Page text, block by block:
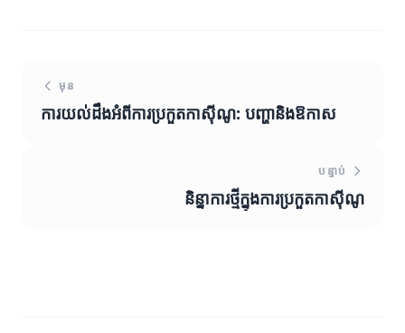
មុន
ការយល់ដឹងអំពីការប្រកួតកាស៊ីណូ: បញ្ហានិងឱកាស
បន្ទាប់
និន្នាការថ្មីក្នុងការប្រកួតកាស៊ីណូ